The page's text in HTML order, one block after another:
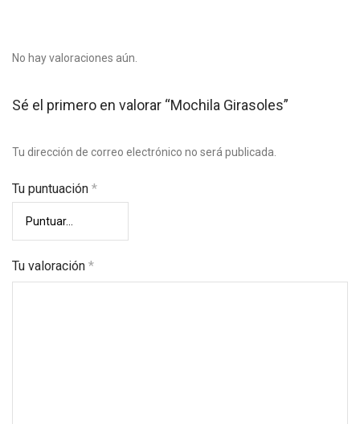
No hay valoraciones aún.
Sé el primero en valorar “Mochila Girasoles”
Tu dirección de correo electrónico no será publicada.
Tu puntuación *
Tu valoración *